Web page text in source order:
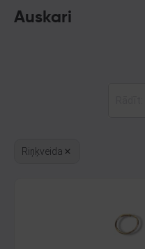
Auskari
Riņķveida